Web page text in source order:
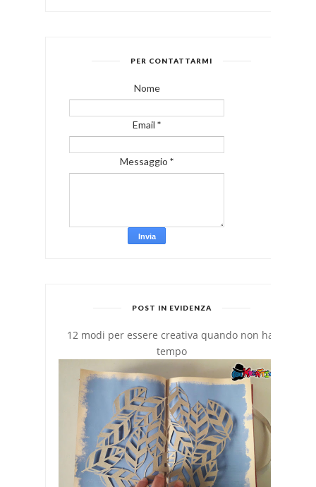
PER CONTATTARMI
Nome
Email *
Messaggio *
POST IN EVIDENZA
12 modi per essere creativa quando non hai
tempo